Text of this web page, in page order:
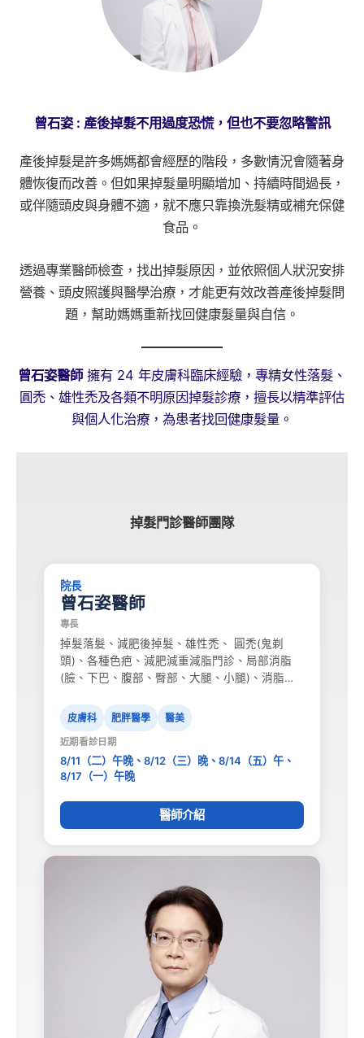
曾石姿 : 產後掉髮不用過度恐慌，但也不要忽略警訊
產後掉髮是許多媽媽都會經歷的階段，多數情況會隨著身
體恢復而改善。但如果掉髮量明顯增加、持續時間過長，
或伴隨頭皮與身體不適，就不應只靠換洗髮精或補充保健
食品。
透過專業醫師檢查，找出掉髮原因，並依照個人狀況安排
營養、頭皮照護與醫學治療，才能更有效改善產後掉髮問
題，幫助媽媽重新找回健康髮量與自信。
曾石姿醫師擁有 24 年皮膚科臨床經驗，專精女性落髮、
圓禿、雄性禿及各類不明原因掉髮診療，擅長以精準評估
與個人化治療，為患者找回健康髮量。
掉髮門診醫師團隊
院長
曾石姿醫師
專長
掉髮落髮、減肥後掉髮、雄性禿、 圓禿(鬼剃
頭)、各種色疤、減肥減重減脂門診、局部消脂
(臉、下巴、腹部、臀部、大腿、小腿)、消脂針
斑美白淨膚、 Fraxel 飛梭雷射美白、4D海芙音
波拉提、BOTOX , NEURONOX , LETYBO肉毒注
射、電波/音波拉提…
皮膚科 肥胖醫學 醫美
近期看診日期
8/11（二）午晚、8/12（三）晚、8/14（五）午、
8/17（一）午晚
醫師介紹